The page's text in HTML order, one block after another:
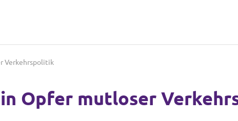
Verkehrspolitik
Opfer mutloser